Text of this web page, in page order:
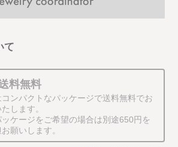
て
料無料
ンパクトなパッケージで送料無料でお
します。
ッケージをご希望の場合は別途650円を
願いします。